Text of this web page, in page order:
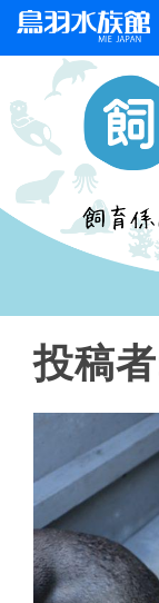
投稿